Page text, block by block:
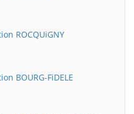
ROCQUiGNY
BOURG-FiDELE